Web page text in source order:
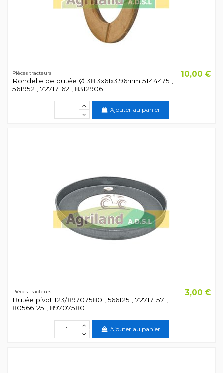
Pièces tracteurs
Rondelle de butée Ø 38.3x61x3.96mm 5144475 ,
561952 , 72717162 , 8312906
10,00 €
Ajouter au panier
Pièces tracteurs
Butée pivot 123/89707580 , 566125 , 72717157 ,
80566125 , 89707580
3,00 €
Ajouter au panier